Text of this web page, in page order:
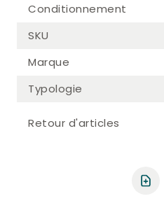
Conditionnement
SKU
Marque
Typologie
Retour d'articles